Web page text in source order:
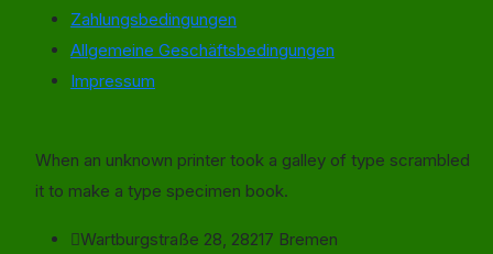
Zahlungsbedingungen
Allgemeine Geschäftsbedingungen
Impressum
When an unknown printer took a galley of type scrambled
it to make a type specimen book.
Wartburgstraße 28, 28217 Bremen